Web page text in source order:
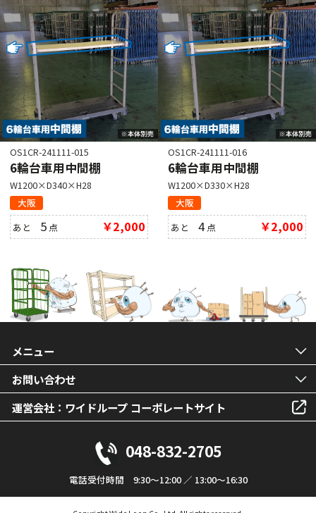
OS1CR-241111-015
6輪台車用中間棚
W1200×D340×H28
大阪
あと 5 点 ￥2,000
OS1CR-241111-016
6輪台車用中間棚
W1200×D330×H28
大阪
あと4点 ￥2,000
メニュー
お問い合わせ
運営会社：ワイドループ コーポレートサイト
048-832-2705
電話受付時間 9:30～12:00 ／ 13:00～16:30